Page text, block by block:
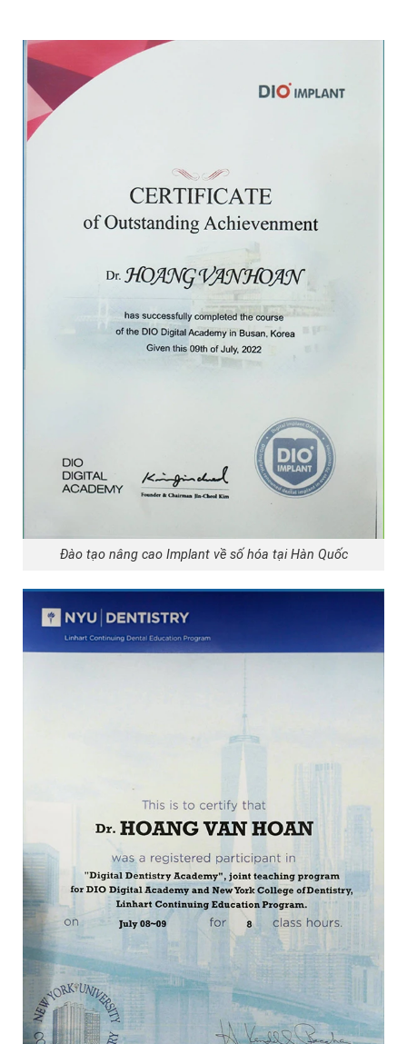
Đào tạo nâng cao Implant về số hóa tại Hàn Quốc